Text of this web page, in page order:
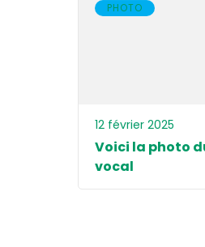
PHOTO
12 février 2025
Voici la photo
vocal